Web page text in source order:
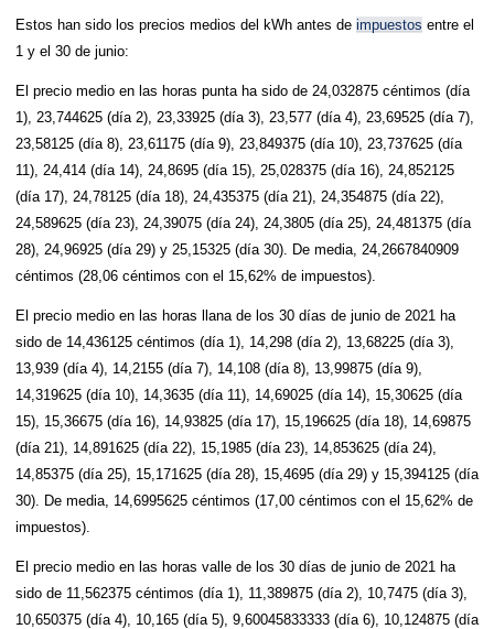
Estos han sido los precios medios del kWh antes de impuestos entre el
1 y el 30 de junio:
El precio medio en las horas punta ha sido de 24,032875 céntimos (día
1), 23,744625 (día 2), 23,33925 (día 3), 23,577 (día 4), 23,69525 (día 7),
23,58125 (día 8), 23,61175 (día 9), 23,849375 (día 10), 23,737625 (día
11), 24,414 (día 14), 24,8695 (día 15), 25,028375 (día 16), 24,852125
(día 17), 24,78125 (día 18), 24,435375 (día 21), 24,354875 (día 22),
24,589625 (día 23), 24,39075 (día 24), 24,3805 (día 25), 24,481375 (día
28), 24,96925 (día 29) y 25,15325 (día 30). De media, 24,2667840909
céntimos (28,06 céntimos con el 15,62% de impuestos).
El precio medio en las horas llana de los 30 días de junio de 2021 ha
sido de 14,436125 céntimos (día 1), 14,298 (día 2), 13,68225 (día 3),
13,939 (día 4), 14,2155 (día 7), 14,108 (día 8), 13,99875 (día 9),
14,319625 (día 10), 14,3635 (día 11), 14,69025 (día 14), 15,30625 (día
15), 15,36675 (día 16), 14,93825 (día 17), 15,196625 (día 18), 14,69875
(día 21), 14,891625 (día 22), 15,1985 (día 23), 14,853625 (día 24),
14,85375 (día 25), 15,171625 (día 28), 15,4695 (día 29) y 15,394125 (día
30). De media, 14,6995625 céntimos (17,00 céntimos con el 15,62% de
impuestos).
El precio medio en las horas valle de los 30 días de junio de 2021 ha
sido de 11,562375 céntimos (día 1), 11,389875 (día 2), 10,7475 (día 3),
10,650375 (día 4), 10,165 (día 5), 9,60045833333 (día 6), 10,124875 (día